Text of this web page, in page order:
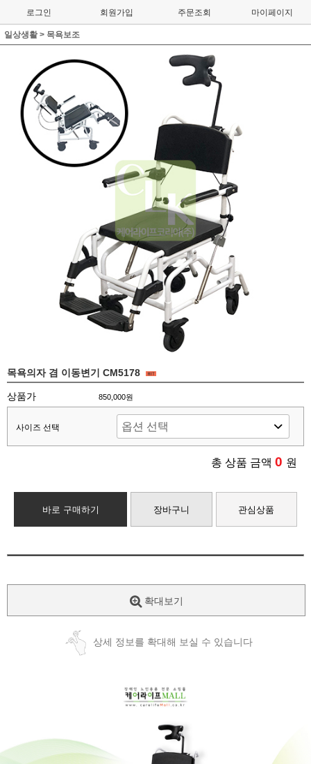
로그인 회원가입 주문조회 마이페이지
일상생활> 목욕보조
목욕의자 겸 이동변기 CM5178
상품가 850,000원
사이즈 선택
총 상품 금액 0 원
바로 구매하기 장바구니 관심상품
확대보기
상세 정보를 확대해 보실 수 있습니다